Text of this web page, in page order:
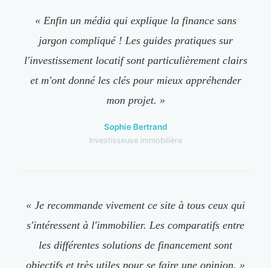
« Enfin un média qui explique la finance sans
jargon compliqué ! Les guides pratiques sur
l'investissement locatif sont particulièrement clairs
et m'ont donné les clés pour mieux appréhender
mon projet. »
Sophie Bertrand
Investisseuse immobilière
« Je recommande vivement ce site à tous ceux qui
s'intéressent à l'immobilier. Les comparatifs entre
les différentes solutions de financement sont
objectifs et très utiles pour se faire une opinion. »